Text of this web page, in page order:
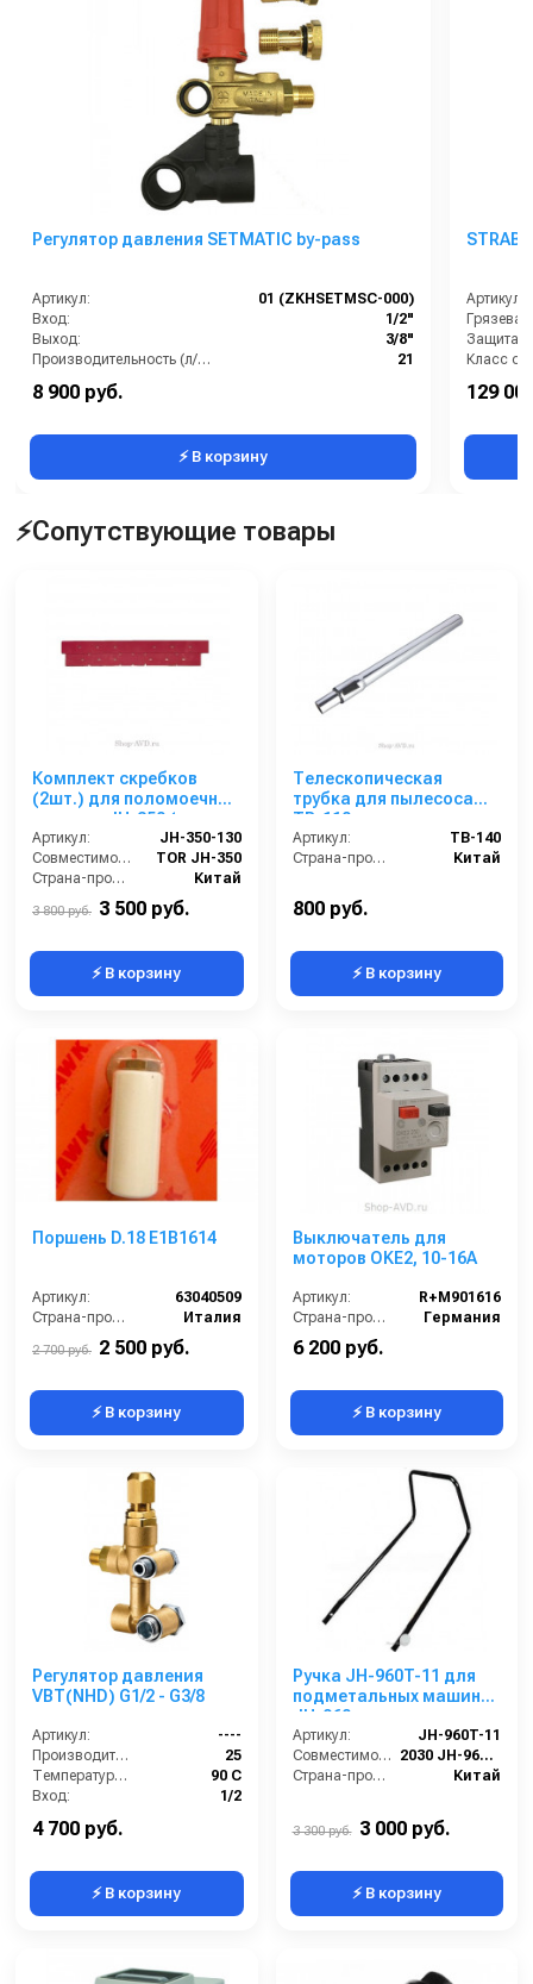
Регулятор давления SETMATIC by-pass
Артикул:
01 (ZKHSETMSC-000)
Вход:
1/2"
Выход:
3/8"
Производительность (л/мин):
21
Страна-производитель:
8 900 руб.
⚡ В корзину
Артикул:
Класс
129
⚡Сопутствующие товары
Комплект скребков
(2шт.) для поломоечной
машины JH-350 (нового
образца)
Артикул:
JH-350-130
Совместимость:
TOR JH-350
Страна-производитель:
Китай
3 800 руб. 3 500 руб.
⚡ В корзину
Телескопическая
трубка для пылесоса
TB-110
Артикул:
TB-140
Страна-производитель:
Китай
800 руб.
⚡ В корзину
Поршень D.18 E1B1614
Артикул:
63040509
Страна-производитель:
Италия
2 700 руб. 2 500 руб.
⚡ В корзину
Выключатель для
моторов OKE2, 10-16A
Артикул:
R+M901616
Страна-производитель:
Германия
6 200 руб.
⚡ В корзину
Регулятор давления
VBT(NHD) G1/2 - G3/8
Артикул:
----
Производительность (л/мин):
25
Температура (°C):
90 С
Вход:
1/2
4 700 руб.
⚡ В корзину
Ручка JH-960T-11 для
подметальных машин
JH-960
Артикул:
JH-960T-11
Совместимость:
2030 JH-960T, 2055 JH-960TF с системой фильтрации
Страна-производитель:
Китай
3 300 руб. 3 000 руб.
⚡ В корзину